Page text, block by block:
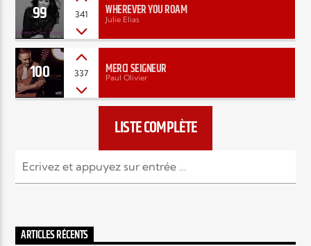
99 341 WHEREVER YOU ROAM
Julie Elias
100 337 MERCI SEIGNEUR
Paul Olivier
LISTE COMPLÈTE
ARTICLES RÉCENTS